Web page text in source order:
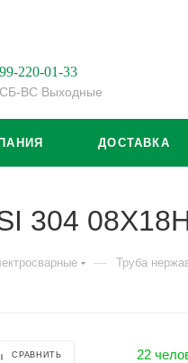
220-01-33
СБ-ВС Выходные
ДОСТАВКА
304
— Труба
СРАВНИТЬ 22